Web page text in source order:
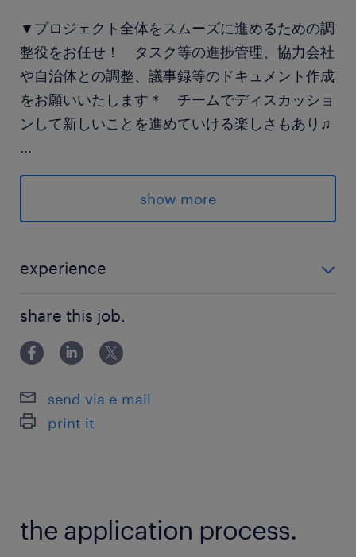
▼プロジェクト全体をスムーズに進めるための調
整役をお任せ！ タスク等の進捗管理、協力会社
や自治体との調整、議事録等のドキュメント作成
をお願いいたします＊ チームでディスカッショ
ンして新しいことを進めていける楽しさもあり♫
...
＜＜西新宿＞＞
★社会保険完備
★IT事務
最寄駅
大江戸線／都庁前駅（徒歩8分）
京王線、小田急小田原線、新宿線、大江戸線、埼
休日休暇
show more
experience
◎マルチタスクに抵抗がない方 ◎PowerPoint初級レベ
ル
share this job.
send via e-mail
print it
the application process.